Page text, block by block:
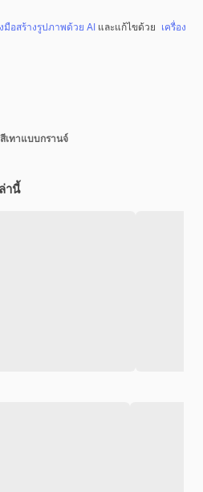
มือสร้างรูปภาพด้วย AI และแก้ไขด้วย เครื่อง
เทาแบบกรานจ์
านี้